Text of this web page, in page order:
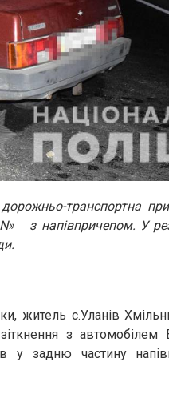
транспортна
з напівпричепом. У
житель с.Уланів
з
у задню частину